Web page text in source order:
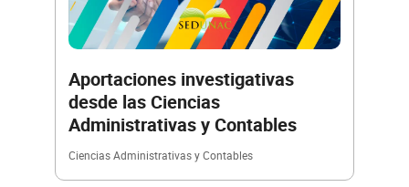
Aportaciones investigativas
desde las Ciencias
Administrativas y Contables
Ciencias Administrativas y Contables